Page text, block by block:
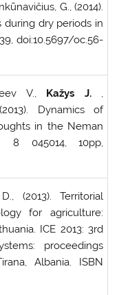
G., (2014).
dry periods in
doi:10.5697/oc.56-
V., Kažys J. ,
Dynamics of
in the Neman
8 045014, 10pp,
(2013). Territorial
for agriculture:
ICE 2013: 3rd
proceedings
Albania. ISBN